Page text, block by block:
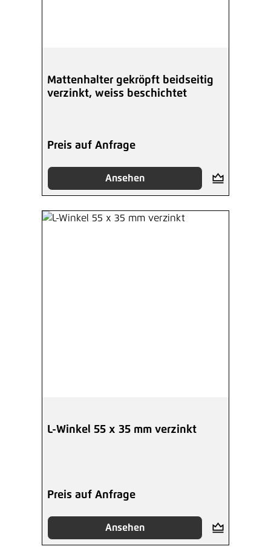
Mattenhalter gekröpft beidseitig
verzinkt, weiss beschichtet
Preis auf Anfrage
Ansehen
L-Winkel 55 x 35 mm verzinkt
Preis auf Anfrage
Ansehen